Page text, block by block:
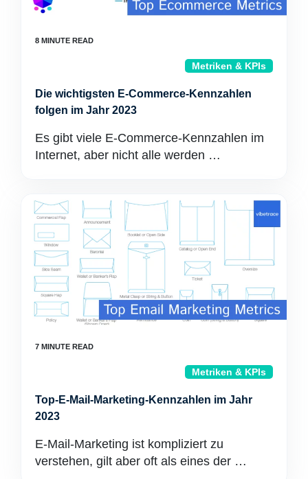
Metriken & KPIs
Die wichtigsten E-Commerce-Kennzahlen
folgen im Jahr 2023
Es gibt viele E-Commerce-Kennzahlen im
Internet, aber nicht alle werden …
Metriken & KPIs
Top-E-Mail-Marketing-Kennzahlen im Jahr
2023
E-Mail-Marketing ist kompliziert zu
verstehen, gilt aber oft als eines der …